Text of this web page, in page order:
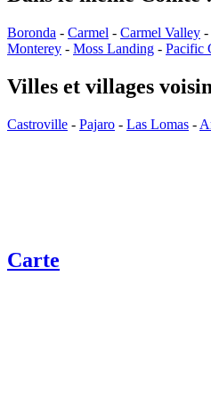
Boronda - Carmel - Carmel Valley -
Monterey - Moss Landing - Pacific
Villes et villages
Castroville - Pajaro - Las Lomas -
Carte